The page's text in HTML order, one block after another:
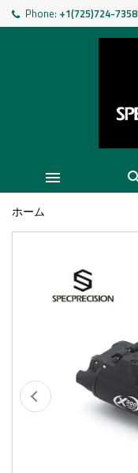
Phone: +1(725)724-7358

ホーム